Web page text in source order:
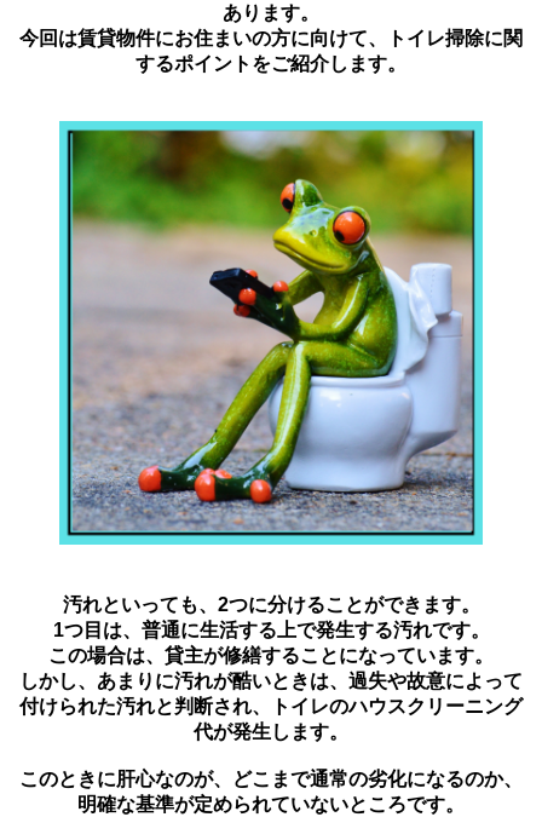
あります。
今回は賃貸物件にお住まいの方に向けて、トイレ掃除に関
するポイントをご紹介します。
汚れといっても、2つに分けることができます。
1つ目は、普通に生活する上で発生する汚れです。
この場合は、貸主が修繕することになっています。
しかし、あまりに汚れが酷いときは、過失や故意によって
付けられた汚れと判断され、トイレのハウスクリーニング
代が発生します。
このときに肝心なのが、どこまで通常の劣化になるのか、
明確な基準が定められていないところです。